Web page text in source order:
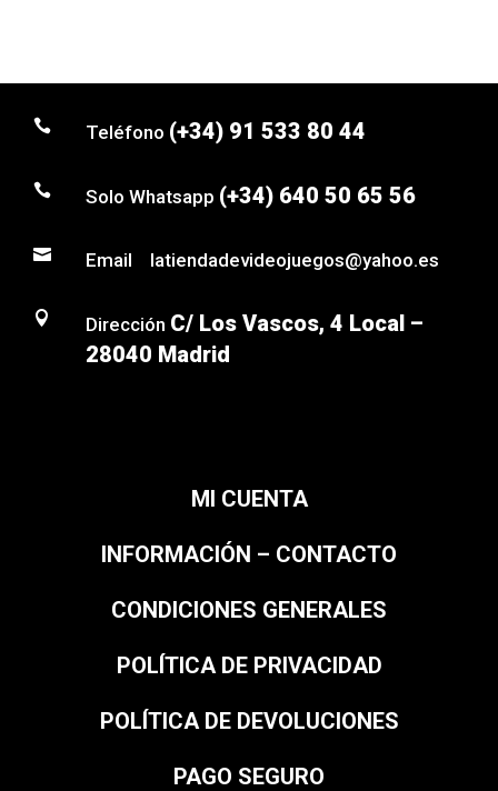
 Teléfono (+34) 91 533 80 44
 Solo Whatsapp (+34) 640 50 65 56
 Email latiendadevideojuegos@yahoo.es
 Dirección C/ Los Vascos, 4 Local –
28040 Madrid
MI CUENTA
INFORMACIÓN – CONTACTO
CONDICIONES GENERALES
POLÍTICA DE PRIVACIDAD
POLÍTICA DE DEVOLUCIONES
PAGO SEGURO